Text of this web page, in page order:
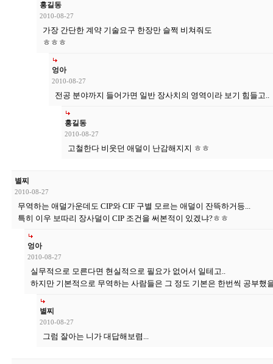
홍길동
2010-08-27
가장 간단한 계약 기술요구 한장만 슬쩍 비쳐줘도
ㅎㅎㅎ
엉아
2010-08-27
전공 분야까지 들어가면 일반 장사치의 영역이라 보기 힘들고..
홍길동
2010-08-27
고철한다 비웃던 애덜이 난감해지지 ㅎㅎ
별찌
2010-08-27
무역하는 애덜가운데도 CIP와 CIF 구별 모르는 애덜이 잔뜩하거등...
특히 이우 보따리 장사덜이 CIP 조건을 써본적이 있겠냐?ㅎㅎ
엉아
2010-08-27
실무적으로 모른다면 현실적으로 필요가 없어서 일테고..
하지만 기본적으로 무역하는 사람들은 그 정도 기본은 한번씩 공부했
별찌
2010-08-27
그럼 잘아는 니가 대답해보렴...